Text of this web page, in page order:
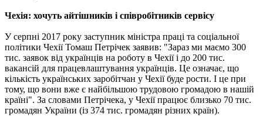
Чехія: хочуть айтішників і співробітників сервісу
У серпні 2017 року заступник міністра праці та соціальної
політики Чехії Томаш Петрічек заявив: "Зараз ми маємо 300
тис. заявок від українців на роботу в Чехії і до 200 тис.
вакансій для працевлаштування українців. Це означає, що
кількість українських заробітчан у Чехії буде рости. І це при
тому, що вони вже є найбільшою трудовою громадою в нашій
країні". За словами Петрічека, у Чехії працює близько 70 тис.
громадян України (із 374 тис. громадян різних країн).